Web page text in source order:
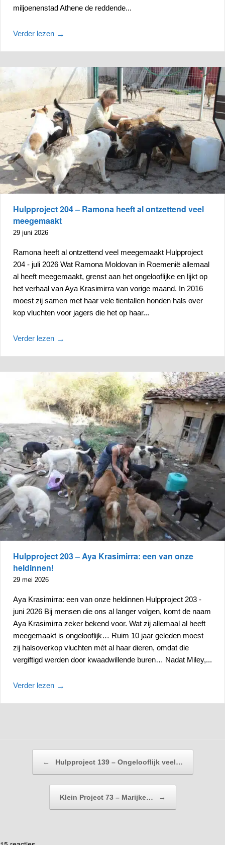
miljoenenstad Athene de reddende...
Verder lezen →
Hulpproject 204 – Ramona heeft al ontzettend veel
meegemaakt
29 juni 2026
Ramona heeft al ontzettend veel meegemaakt Hulpproject
204 - juli 2026 Wat Ramona Moldovan in Roemenië allemaal
al heeft meegemaakt, grenst aan het ongelooflijke en lijkt op
het verhaal van Aya Krasimirra van vorige maand. In 2016
moest zij samen met haar vele tientallen honden hals over
kop vluchten voor jagers die het op haar...
Verder lezen →
Hulpproject 203 – Aya Krasimirra: een van onze
heldinnen!
29 mei 2026
Aya Krasimirra: een van onze heldinnen Hulpproject 203 -
juni 2026 Bij mensen die ons al langer volgen, komt de naam
Aya Krasimirra zeker bekend voor. Wat zij allemaal al heeft
meegemaakt is ongelooflijk… Ruim 10 jaar geleden moest
zij halsoverkop vluchten mèt al haar dieren, omdat die
vergiftigd werden door kwaadwillende buren… Nadat Miley,...
Verder lezen →
← Hulpproject 139 – Ongelooflijk veel…
Klein Project 73 – Marijke… →